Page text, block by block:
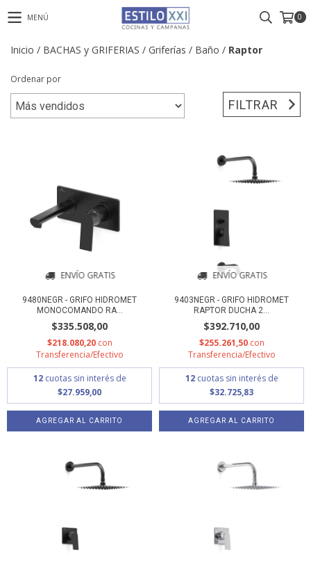
MENÚ 0
Inicio / BACHAS y GRIFERIAS / Griferías / Baño / Raptor
Ordenar por
FILTRAR
ENVÍO GRATIS
9480NEGR - GRIFO HIDROMET
MONOCOMANDO RA...
$335.508,00
$218.080,20 con
Transferencia/Efectivo
12 cuotas sin interés de
$27.959,00
ENVÍO GRATIS
9403NEGR - GRIFO HIDROMET
RAPTOR DUCHA 2...
$392.710,00
$255.261,50 con
Transferencia/Efectivo
12 cuotas sin interés de
$32.725,83